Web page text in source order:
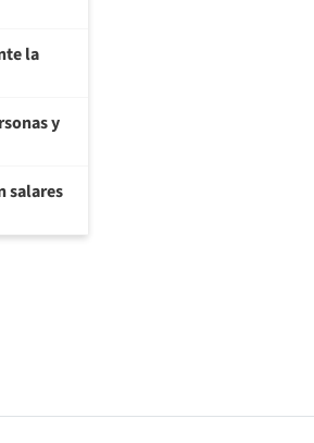
la
y
salares